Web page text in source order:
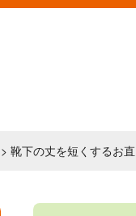
> 靴下の丈を短くするお